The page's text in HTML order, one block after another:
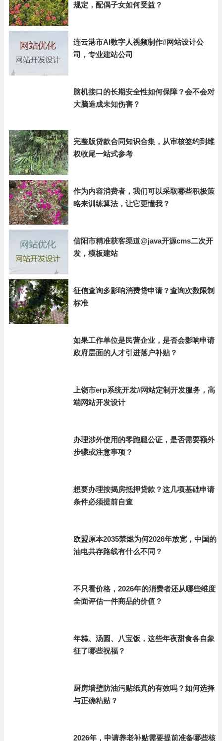
规定，配偶子女如何受益？
连云港市AI数字人视频制作#网站设计公
司，专业建站公司
脑机接口的长期安全性如何保障？会不会对
大脑造成未知伤害？
完整版贷款合同知识合集，从审核签约到维
权收尾一站式参考
作为内容消费者，我们可以采取哪些积极策
略来训练算法，让它更懂我？
信阳市精准获客渠道@java开源cms二次开
发，模板建站
征信查询多影响消费贷申请？查询次数限制
标准
如果工作单位是民营企业，是否会影响申请
政府层面的人才引进落户补贴？
上饶市erp系统开发#网站定制开发服务，高
端网站开发设计
办理涉外使用的零跑腿公证，是否需要额外
步骤或注意事项？
想要办理按揭房抵押贷款？这几项基础申请
条件必须提前自查
欧盟原本2035禁燃为何2026年放宽，中国的
油电共存路线有什么不同？
不只看价格，2026年的消费者还从哪些维度
全面评估一件商品的价值？
年糕、汤圆、八宝饭，这些年夜甜食各自象
征了哪些祝福？
厨房墙壁防油污贴纸真的有效吗？如何选择
与正确粘贴？
2026年，申请养老补贴需要提前准备哪些核